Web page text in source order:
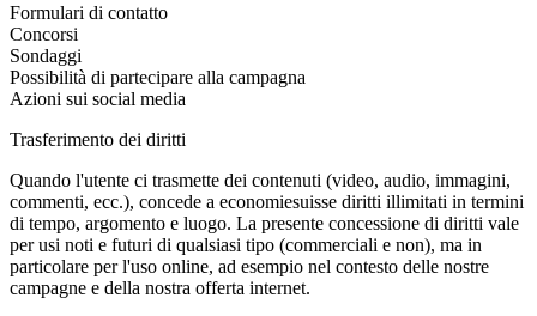
Formulari di contatto
Concorsi
Sondaggi
Possibilità di partecipare alla campagna
Azioni sui social media
Trasferimento dei diritti
Quando l'utente ci trasmette dei contenuti (video, audio, immagini,
commenti, ecc.), concede a economiesuisse diritti illimitati in termini
di tempo, argomento e luogo. La presente concessione di diritti vale
per usi noti e futuri di qualsiasi tipo (commerciali e non), ma in
particolare per l'uso online, ad esempio nel contesto delle nostre
campagne e della nostra offerta internet.